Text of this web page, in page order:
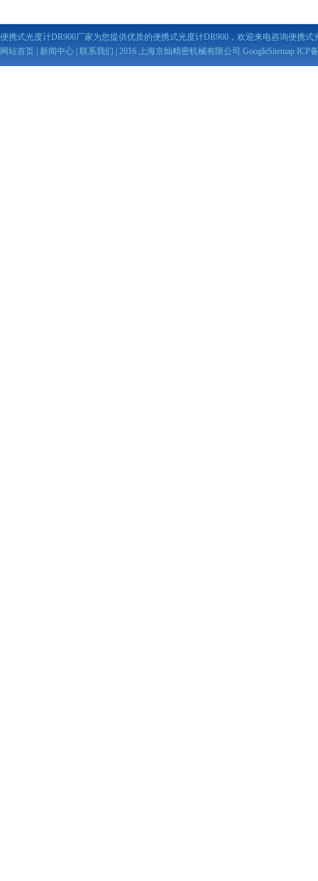
便携式光度计DR900厂家为您提供优质的便携式光度计DR900，欢迎来电咨询便携式
网站首页
新闻中心 联系我们 | 2016 上海京灿精密机械有限公司 GoogleSitemap ICP